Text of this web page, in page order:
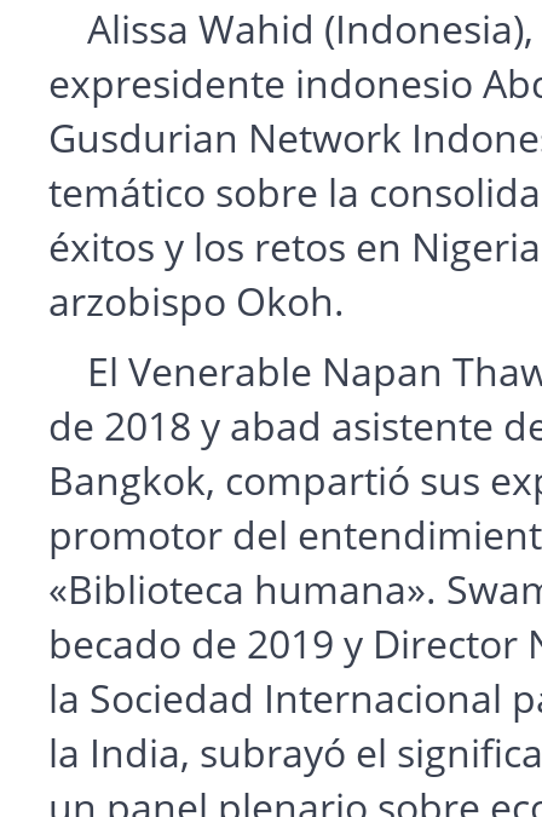
Alissa Wahid
expresidente indonesio
Gusdurian Network
temático sobre la
éxitos y los retos en
arzobispo Okoh.
El Venerable Napan
de 2018 y abad asistente
Bangkok, compartió sus
promotor del
«Biblioteca humana».
becado de 2019 y Director
la Sociedad Internacional
la India, subrayó el
un panel plenario sobre